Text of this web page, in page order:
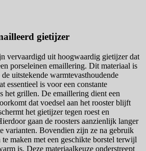
gietijzer
vervaardigd uit hoogwaardig gietijzer dat
porseleinen emaillering. Dit materiaal is
uitstekende warmtevasthoudende
essentieel is voor een constante
het grillen. De emaillering dient een
dat voedsel aan het rooster blijft
het gietijzer tegen roest en
gaan de roosters aanzienlijk langer
varianten. Bovendien zijn ze na gebruik
maken met een geschikte borstel terwijl
is. Deze materiaalkeuze onderstreept